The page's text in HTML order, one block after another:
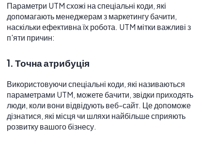
Параметри UTM схожі на спеціальні коди, які
допомагають менеджерам з маркетингу бачити,
наскільки ефективна їх робота. UTM мітки важливі з
п'яти причин:
1. Точна атрибуція
Використовуючи спеціальні коди, які називаються
параметрами UTM, можете бачити, звідки приходять
люди, коли вони відвідують веб-сайт. Це допоможе
дізнатися, які місця чи шляхи найбільше сприяють
розвитку вашого бізнесу.